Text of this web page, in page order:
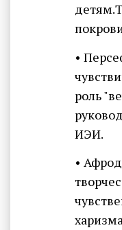
•
роль
ИЭИ.
•